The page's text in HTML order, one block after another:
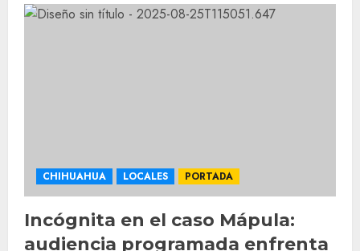
CHIHUAHUA LOCALES PORTADA
Incógnita en el caso Mápula:
audiencia programada enfrenta